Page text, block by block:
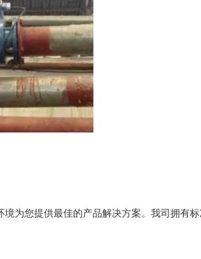
为您提供最佳的产品解决方案。我司拥有